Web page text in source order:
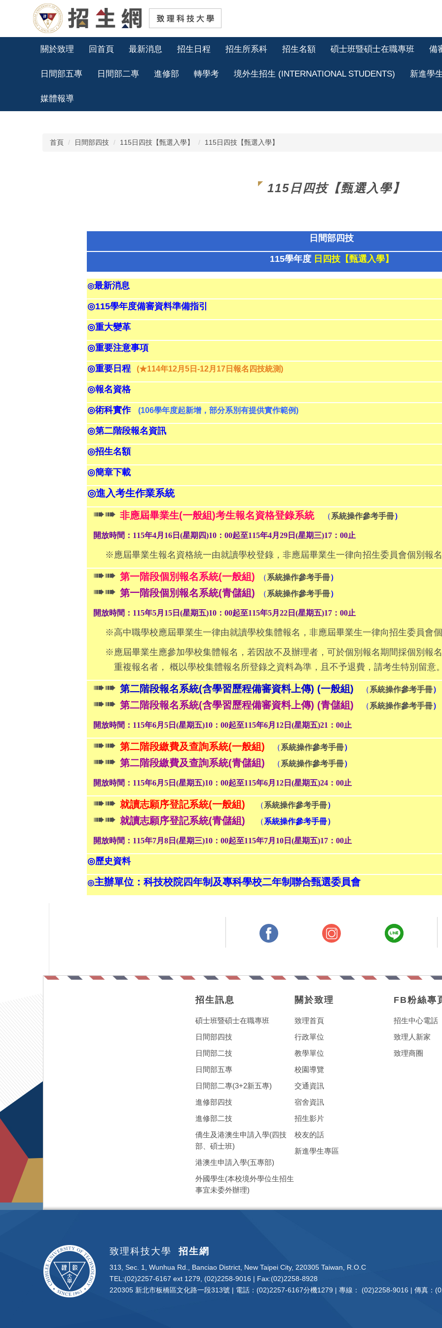
要
關於致理 回首頁 最新消息 招生日程 招生所系科 招生名額 碩士班暨碩士在職專班 備
日間部五專 日間部二專 進修部 轉學考 境外生招生 (INTERNATIONAL STUDENTS) 新進學
媒體報導
首頁 日間部四技 115日四技【甄選入學】 115日四技【甄選入學】
115日四技【甄選入學】
日間部四技
115學年度 日四技【甄選入學】
◎最新消息
◎115學年度備審資料準備指引
◎重大變革
◎重要注意事項
◎重要日程 (★114年12月5日-12月17日 報名四技統測)
◎報名資格
◎術科實作 (106學年度起新增，部分系別有提供實作範例)
◎第二階段報名資訊
◎招生名額
◎簡章下載
◎進入考生作業系統
➠➠ 非應屆畢業生(一般組)考生報名資格登錄系統 （系統操作參考手冊）
開放時間：115年4月16日(星期四)10：00起至115年4月29日(星期三)17：00止
※應屆畢業生報名資格統一由就讀學校登錄，非應屆畢業生一律向招生委員會個別報
➠➠ 第一階段個別報名系統(一般組) （系統操作參考手冊）
➠➠ 第一階段個別報名系統(青儲組) （系統操作參考手冊）
開放時間：115年5月15日(星期五)10：00起至115年5月22日(星期五)17：00止
※高中職學校應屆畢業生一律由就讀學校集體報名，非應屆畢業生一律向招生委員會
※ 應屆畢業生應參加學校集體報名，若因故不及辦理者，可於個別報名期間採個別報
重複報名者， 概以學校集體報名所登錄之資料為準，且不予退費，請考生特別留意
➠➠ 第二階段報名系統(含學習歷程備審資料上傳) (一般組) （系統操作參考手冊）
➠➠ 第二階段報名系統(含學習歷程備審資料上傳) (青儲組) （系統操作參考手冊）
開放時間：115年6月5日(星期五)10：00起至115年6月12日(星期五)21：00止
➠➠ 第二階段繳費及查詢系統(一般組) （系統操作參考手冊）
➠➠ 第二階段繳費及查詢系統(青儲組) （系統操作參考手冊）
開放時間：115年6月5日(星期五)10：00起至115年6月12日(星期五)24：00止
➠➠ 就讀志願序登記系統(一般組) （系統操作參考手冊）
➠➠ 就讀志願序登記系統(青儲組) （系統操作參考手冊）
開放時間：115年7月8日(星期三)10：00起至115年7月10日(星期五)17：00止
◎歷史資料
◎主辦單位：科技校院四年制及專科學校二年制聯合甄選委員會
招生訊息
碩士班暨碩士在職專班
日間部四技
日間部二技
日間部五專
日間部二專(3+2新五專)
進修部四技
進修部二技
僑生及港澳生申請入學(四技
部、碩士班)
港澳生申請入學(五專部)
外國學生(本校境外學位生招生
事宜未委外辦理)
關於致理
致理首頁
行政單位
教學單位
校園導覽
交通資訊
宿舍資訊
招生影片
校友的話
新進學生專區
FB粉絲專
招生中心電話
致理人新家
致理商圈
致理科技大學招生網
313, Sec. 1, Wunhua Rd., Banciao District, New Taipei City, 220305 Taiwan, R.O.C
TEL:(02)2257-6167 ext 1279, (02)2258-9016 | Fax:(02)2258-8928
220305 新北市板橋區文化路一段313號 | 電話：(02)2257-6167分機1279 | 專線： (02)2258-9016 | 傳真：